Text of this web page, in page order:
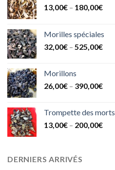
13,00€ – 180,00€
Morilles spéciales
32,00€ – 525,00€
Morillons
26,00€ – 390,00€
Trompette des morts
13,00€ – 200,00€
DERNIERS ARRIVÉS